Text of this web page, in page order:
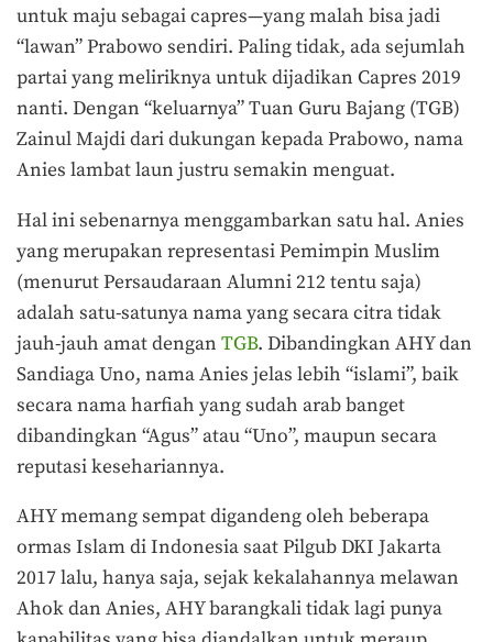
untuk maju sebagai capres—yang malah bisa jadi
“lawan” Prabowo sendiri. Paling tidak, ada sejumlah
partai yang meliriknya untuk dijadikan Capres 2019
nanti. Dengan “keluarnya” Tuan Guru Bajang (TGB)
Zainul Majdi dari dukungan kepada Prabowo, nama
Anies lambat laun justru semakin menguat.
Hal ini sebenarnya menggambarkan satu hal. Anies
yang merupakan representasi Pemimpin Muslim
(menurut Persaudaraan Alumni 212 tentu saja)
adalah satu-satunya nama yang secara citra tidak
jauh-jauh amat dengan TGB. Dibandingkan AHY dan
Sandiaga Uno, nama Anies jelas lebih “islami”, baik
secara nama harfiah yang sudah arab banget
dibandingkan “Agus” atau “Uno”, maupun secara
reputasi kesehariannya.
AHY memang sempat digandeng oleh beberapa
ormas Islam di Indonesia saat Pilgub DKI Jakarta
2017 lalu, hanya saja, sejak kekalahannya melawan
Ahok dan Anies, AHY barangkali tidak lagi punya